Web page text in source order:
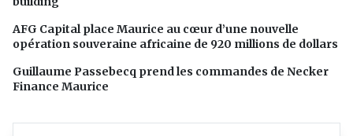
AFG Capital place Maurice au cœur d’une nouvelle
opération souveraine africaine de 920 millions de dollars
Guillaume Passebecq prend les commandes de Necker
Finance Maurice